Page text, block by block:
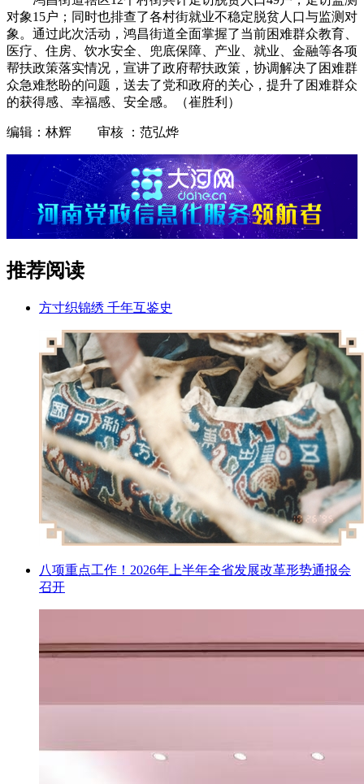
对象15户；同时也排查了各村街就业不稳定脱贫人口与监测对
象。通过此次活动，鸿昌街道全面掌握了当前困难群众教育、
医疗、住房、饮水安全、兜底保障、产业、就业、金融等各项
帮扶政策落实情况，宣讲了政府帮扶政策，协调解决了困难群
众急难愁盼的问题，送去了党和政府的关心，提升了困难群众
的获得感、幸福感、安全感。（崔胜利）
编辑：林辉 审核 ：范弘烨
推荐阅读
方寸织锦绣 千年互鉴史
八项重点工作！2026年上半年全省发展改革形势通报会
召开